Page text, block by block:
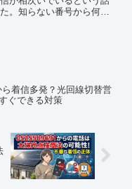
。知らない番号から何度
ら着信多発？光回線切替営
ぐできる対策